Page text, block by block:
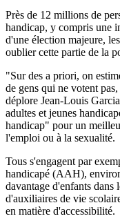
Près de 12 millions de
handicap, y compris une
d'une élection majeure,
oublier cette partie de la
"Sur des a priori, on
de gens qui ne votent
déplore Jean-Louis
adultes et jeunes
handicap" pour un
l'emploi ou à la sexualité.
Tous s'engagent par
handicapé (AAH),
davantage d'enfants dans
d'auxiliaires de vie
en matière d'accessibilité.